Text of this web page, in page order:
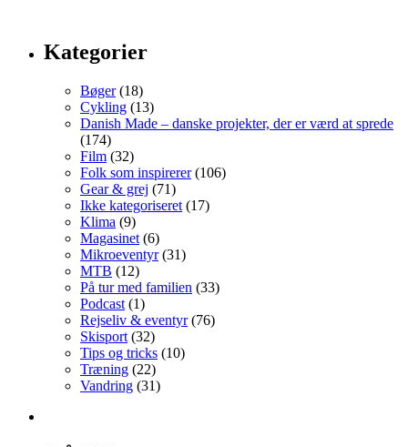
Kategorier
Bøger(18)
Cykling (13)
Danish Made – danske projekter, der er værd at sprede
(174)
Film (32)
Folk som inspirerer(106)
Gear & grej (71)
Ikke kategoriseret (17)
Klima (9)
Magasinet (6)
Mikroeventyr(31)
MTB (12)
På tur med familien (33)
Podcast (1)
Rejseliv & eventyr(76)
Skisport (32)
Tips og tricks (10)
Træning (22)
Vandring (31)